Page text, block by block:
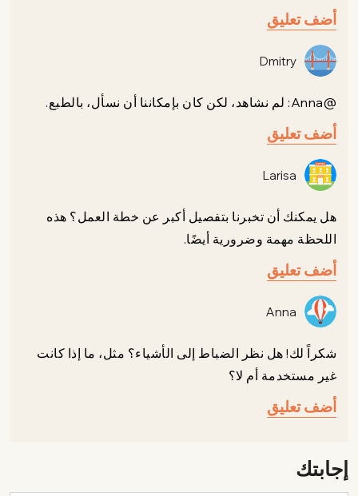
أضف تعليق
Dmitry
@Anna: لم نشاهد، لكن كان بإمكاننا أن نسأل، بالطبع.
أضف تعليق
Larisa
هل يمكنك أن تخبرنا بتفصيل أكبر عن خطة العمل؟ هذه
اللحظة مهمة وضرورية أيضًا.
أضف تعليق
Anna
شكراً لك! هل نظر الضباط إلى الأشياء؟ مثل، ما إذا كانت
غير مستخدمة أم لا؟
أضف تعليق
إجابتك